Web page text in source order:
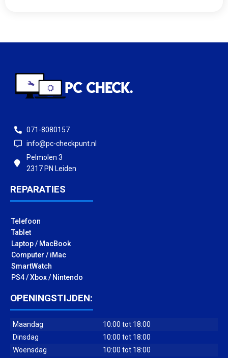
071-8080157
info@pc-checkpunt.nl
Pelmolen 3
2317 PN Leiden
REPARATIES
Telefoon
Tablet
Laptop / MacBook
Computer / iMac
SmartWatch
PS4 / Xbox / Nintendo
OPENINGSTIJDEN:
Maandag
10:00 tot 18:00
Dinsdag
10:00 tot 18:00
Woensdag
10:00 tot 18:00